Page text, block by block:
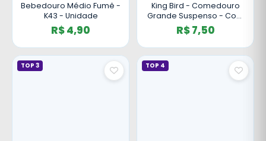
Bebedouro Médio Fumê -
K43 - Unidade
R$ 4,90
King Bird - Comedouro
Grande Suspenso - Com
Tampa - Cor Marfim
R$ 7,50
TOP 3 TOP 4